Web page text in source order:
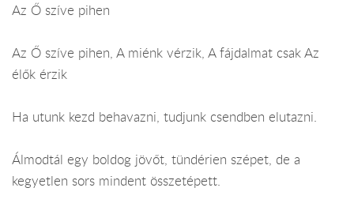
Az Ő szíve pihen
Az Ő szíve pihen, A miénk vérzik, A fájdalmat csak Az
élők érzik
Ha utunk kezd behavazni, tudjunk csendben elutazni.
Álmodtál egy boldog jövőt, tündérien szépet, de a
kegyetlen sors mindent összetépett.